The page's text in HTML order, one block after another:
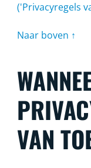
('Privacyregels
Naar boven ↑
VAN